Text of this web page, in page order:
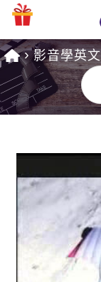
課程總覽
英文會話
商用英文
英文檢定
全國分校
英文部落格
師資團隊
影音學英文